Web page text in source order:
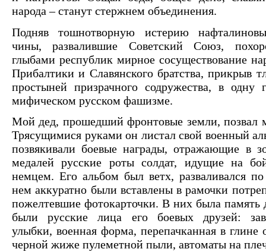
народа – станут стержнем объединения.
Подняв тошнотворную истерию
чины, развалившие Советский Союз,
глыбами республик мирное сосуществование
Прибалтики и Славянского братства, прикрыв
простыней призрачного содружества, в одну
мифическом русском фашизме.
Мой дед, прошедший фронтовые земли, позвал
Трясущимися руками он листал свой военный
позвякивали боевые награды, отражающие в
медалей русские роты солдат, идущие на
немцем. Его альбом был ветх, разваливался
нем аккуратно были вставлены в рамочки
пожелтевшие фотокарточки. В них была память
были русские лица его боевых друзей:
улыбки, военная форма, перепачканная в глине
черной жиже пулеметной пыли, автоматы на